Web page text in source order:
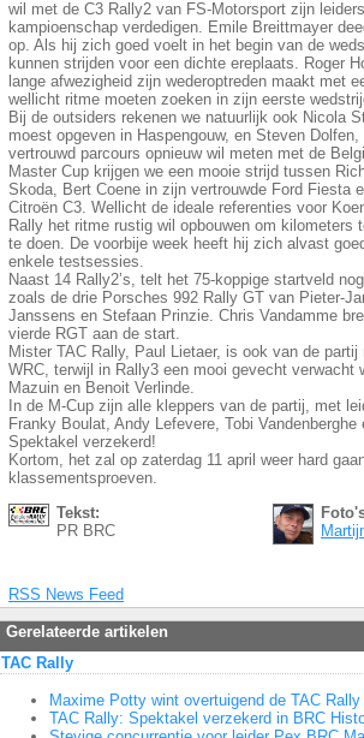
wil met de C3 Rally2 van FS-Motorsport zijn
kampioenschap verdedigen. Emile Breittmayer
op. Als hij zich goed voelt in het begin van de
kunnen strijden voor een dichte ereplaats. Roger
lange afwezigheid zijn wederoptreden maakt met
wellicht ritme moeten zoeken in zijn eerste
Bij de outsiders rekenen we natuurlijk ook Nicola
moest opgeven in Haspengouw, en Steven
vertrouwd parcours opnieuw wil meten met de
Master Cup krijgen we een mooie strijd tussen
Skoda, Bert Coene in zijn vertrouwde Ford Fiesta
Citroën C3. Wellicht de ideale referenties voor
Rally het ritme rustig wil opbouwen om kilometers
te doen. De voorbije week heeft hij zich alvast
enkele testsessies.
Naast 14 Rally2’s, telt het 75-koppige startveld
zoals de drie Porsches 992 Rally GT van Pieter-
Janssens en Stefaan Prinzie. Chris Vandamme
vierde RGT aan de start.
Mister TAC Rally, Paul Lietaer, is ook van de
WRC, terwijl in Rally3 een mooi gevecht verwacht
Mazuin en Benoit Verlinde.
In de M-Cup zijn alle kleppers van de partij, met
Franky Boulat, Andy Lefevere, Tobi Vandenberghe
Spektakel verzekerd!
Kortom, het zal op zaterdag 11 april weer hard
klassementsproeven.
Tekst:
PR BRC
RSS News Feed
Gerelateerde artikelen
TAC Rally
Maxime Potty wint overtuigend de TAC Rally
TAC Rally: Spektakel verzekerd in BRC